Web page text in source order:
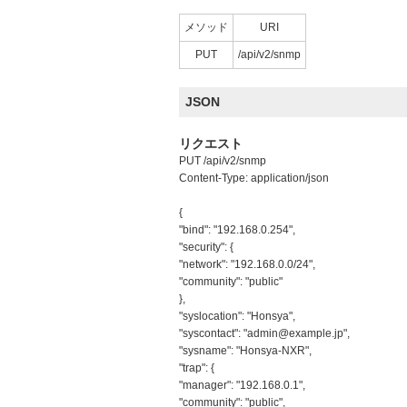
メソッド URI
PUT /api/v2/snmp
JSON
リクエスト
PUT /api/v2/snmp
Content-Type: application/json
{
"bind": "192.168.0.254",
"security": {
"network": "192.168.0.0/24",
"community": "public"
},
"syslocation": "Honsya",
"syscontact": "admin@example.jp",
"sysname": "Honsya-NXR",
"trap": {
"manager": "192.168.0.1",
"community": "public",